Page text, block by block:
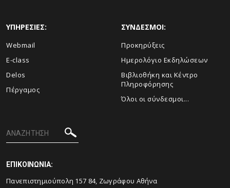
ΥΠΗΡΕΣΙΕΣ:
Webmail
E-class
Delos
Πέργαμος
ΣΥΝΔΕΣΜΟΙ:
Προκηρύξεις
Ημερολόγιο Εκδηλώσεων
Βιβλιοθήκη και Κέντρο
Πληροφόρησης
Όλοι οι σύνδεσμοι...
ΕΠΙΚΟΙΝΩΝΙΑ:
Πανεπιστημιούπολη 157 84, Ζωγράφου Αθήνα